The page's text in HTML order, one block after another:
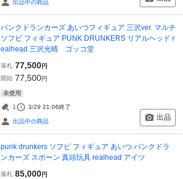
出品中の商品
パンクドランカーズ あいつフィギュア 三沢ver. マルチ
ソフビ フィギュア PUNK DRUNKERS リアルヘッド r
ealhead 三沢光晴 ゴッコ堂
落札 77,500円
開始 77,500円
未使用
1 3/29 21:06終了
出品中の商品 出品
punk drunkers ソフビ フィギュア あいつ パンクドラ
ンカーズ スポーン 真頭玩具 realhead アイツ
落札 85,000円